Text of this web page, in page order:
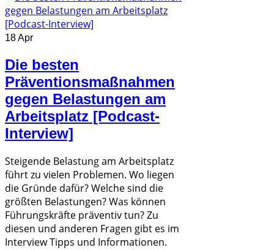
18 Apr
Die besten
Präventionsmaßnahmen
gegen Belastungen am
Arbeitsplatz [Podcast-
Interview]
Steigende Belastung am Arbeitsplatz
führt zu vielen Problemen. Wo liegen
die Gründe dafür? Welche sind die
größten Belastungen? Was können
Führungskräfte präventiv tun? Zu
diesen und anderen Fragen gibt es im
Interview Tipps und Informationen.